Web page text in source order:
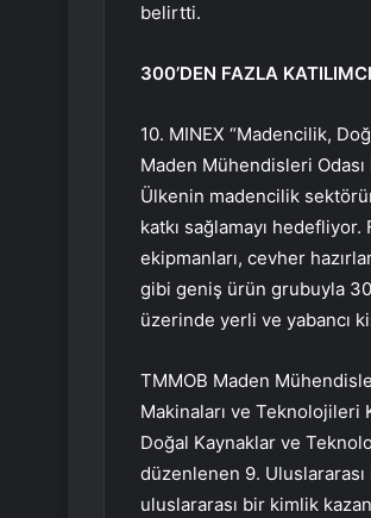
belirtti.
300’DEN FAZLA
10. MINEX “Madencilik,
Maden Mühendisleri
Ülkenin madencilik
katkı sağlamayı
ekipmanları, cevher
gibi geniş ürün grubuyla
üzerinde yerli ve yabancı
TMMOB Maden
Makinaları ve Teknolojileri
Doğal Kaynaklar ve
düzenlenen 9.
uluslararası bir kimlik